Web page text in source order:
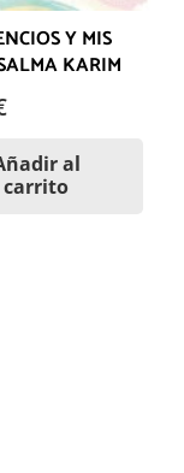
Y MIS
KARIM
al
carrito